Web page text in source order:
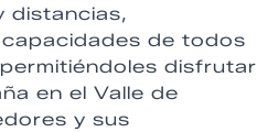
distancias,
de todos
disfrutar
en el Valle de
y sus